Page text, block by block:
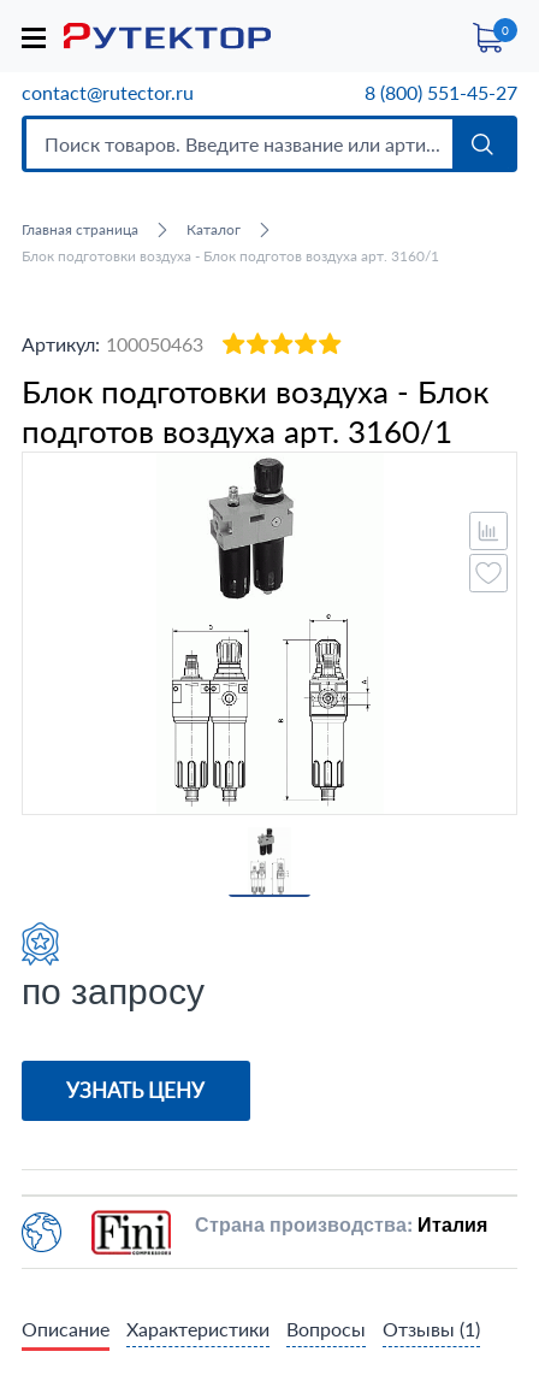
0
contact@rutector.ru 8 (800) 551-45-27
Главная страница
Каталог
Блок подготовки воздуха - Блок подготов воздуха арт. 3160/1
Артикул: 100050463
Блок подготовки воздуха - Блок
подготов воздуха арт. 3160/1
по запросу
УЗНАТЬ ЦЕНУ
Страна производства: Италия
Описание Характеристики Вопросы Отзывы (1)